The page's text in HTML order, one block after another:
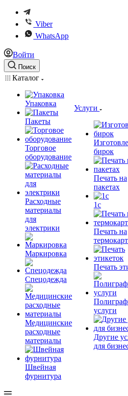
Viber
WhatsApp
Войти
Поиск
Каталог
Упаковка
Пакеты
Торговое
оборудование
Расходные
материалы
для
электрики
Маркировка
Спецодежда
Медицинские
расходные
материалы
Швейная
фурнитура
Услуги
бирок
Печать на
пакетах
1c
Печать на
Печать
услуги
Другие
для